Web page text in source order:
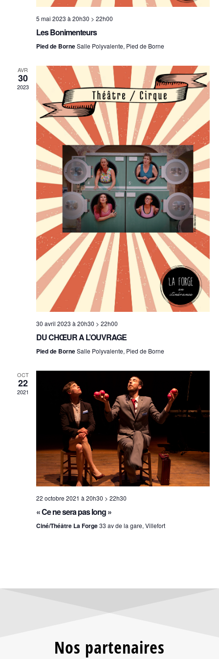
5 mai 2023 à 20h30 > 22h00
Les Bonimenteurs
Pied de BorneSalle Polyvalente, Pied de Borne
AVR
30
2023
30 avril 2023 à 20h30 > 22h00
DU CHŒUR A L’OUVRAGE
Pied de BorneSalle Polyvalente, Pied de Borne
OCT
22
2021
22 octobre 2021 à 20h30 > 22h30
« Ce ne sera pas long »
Ciné/Théâtre La Forge33 av de la gare, Villefort
Nos partenaires